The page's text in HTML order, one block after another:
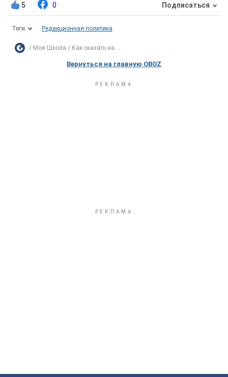
5 0 Подписаться
Теги Редакционная политика
Моя Школа Как сказать на...
Вернуться на главную OBOZ